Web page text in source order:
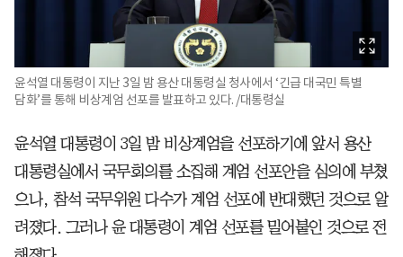
윤석열 대통령이 지난 3일 밤 용산 대통령실 청사에서 ‘긴급 대국민 특별
담화’를 통해 비상계엄 선포를 발표하고 있다. /대통령실
윤석열 대통령이 3일 밤 비상계엄을 선포하기에 앞서 용산
대통령실에서 국무회의를 소집해 계엄 선포안을 심의에 부쳤
으나, 참석 국무위원 다수가 계엄 선포에 반대했던 것으로 알
려졌다. 그러나 윤 대통령이 계엄 선포를 밀어붙인 것으로 전